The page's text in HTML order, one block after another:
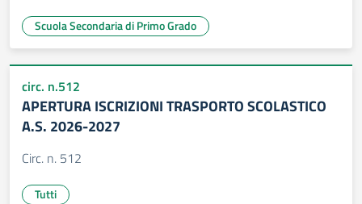
Scuola Secondaria di Primo Grado
circ. n.512
APERTURA ISCRIZIONI TRASPORTO SCOLASTICO
A.S. 2026-2027
Circ. n. 512
Tutti